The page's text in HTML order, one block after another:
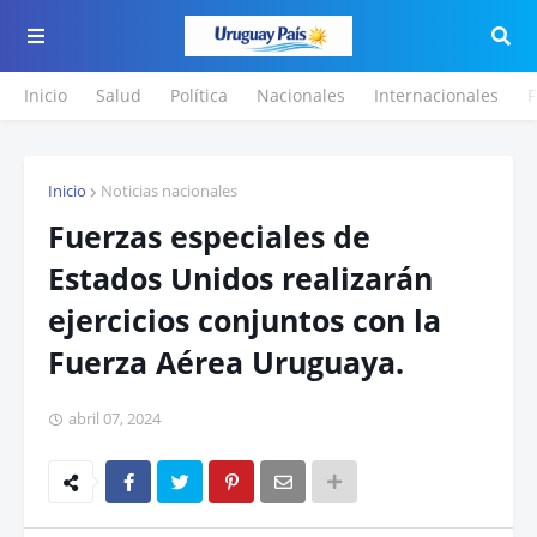
Inicio Salud Política Nacionales Internacionales
Inicio Noticias nacionales
Fuerzas especiales de
Estados Unidos realizarán
ejercicios conjuntos con la
Fuerza Aérea Uruguaya.
abril 07, 2024